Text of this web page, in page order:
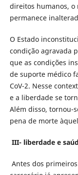
direitos humanos, o
permanece
O Estado
condição agravada
que as condições
de suporte médico
CoV-2. Nesse
e a liberdade se
Além disso, tornou-
pena de morte
III- liberdade e
Antes dos